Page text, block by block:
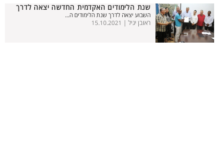
שנת הלימודים האקדמית החדשה יצאה לדרך
השבוע יצאה לדרך שנת הלימודים ה...
ראובן יגיל | 15.10.2021